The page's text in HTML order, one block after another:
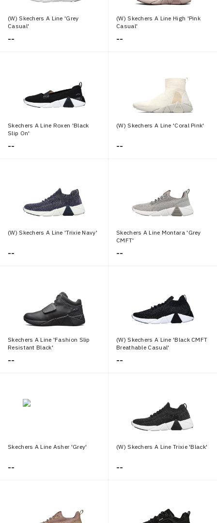
(W) Skechers A Line 'Grey
Casual'
--
(W) Skechers A Line High 'Pink
Casual'
--
Skechers A Line Roxen 'Black
Slip On'
--
(W) Skechers A Line 'Coral Pink'
--
(W) Skechers A Line 'Trixie Navy'
--
Skechers A Line Montara 'Grey
CMFT'
--
Skechers A Line 'Fashion Slip
Resistant Black'
--
(W) Skechers A Line 'Black CMFT
Breathable Casual'
--
Skechers A Line Asher 'Grey'
--
(W) Skechers A Line Trixie 'Black'
--